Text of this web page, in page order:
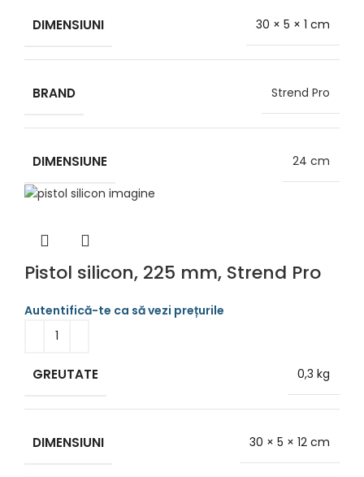
DIMENSIUNI 30 × 5 × 1 cm
BRAND Strend Pro
DIMENSIUNE 24 cm
Pistol silicon, 225 mm, Strend Pro
GREUTATE 0,3 kg
DIMENSIUNI 30 × 5 × 12 cm